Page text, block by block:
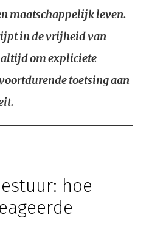
maatschappelijk leven.
in de vrijheid van
om expliciete
toetsing aan
hoe